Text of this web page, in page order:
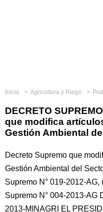
Inicio Agricultura y Riego
DECRETO
que modifica
Gestión Ambiental del
Decreto Supremo que
Gestión Ambiental del
Supremo N° 019-2012-
Supremo N° 004-2013-AG
2013-MINAGRI EL